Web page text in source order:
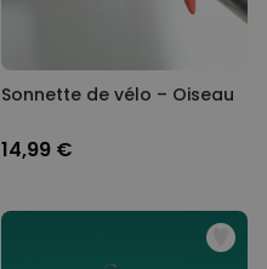
Sonnette de vélo – Oiseau
14,99 €